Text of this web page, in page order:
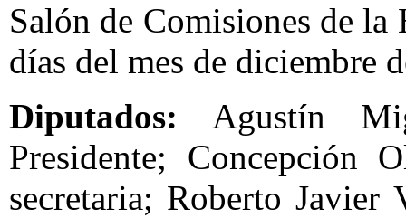
Salón de Comisiones de
días del mes de diciembre
Diputados: Agustín
Presidente; Concepción
secretaria; Roberto Javier